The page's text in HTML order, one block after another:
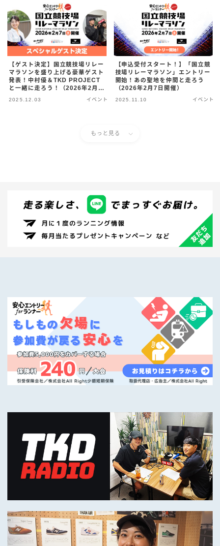
【ゲスト決定】国立競技場リレー
マラソンを盛り上げる豪華ゲスト
発表！中村優＆TKD PROJECT
と一緒に走ろう！（2026年2月7
2025.12.03 イベント
【申込受付スタート！】「国立競
技場リレーマラソン」エントリー
開始！あの聖地を仲間と走ろう
（2026年2月7日開催）
2025.11.10 イベント
もっと見る